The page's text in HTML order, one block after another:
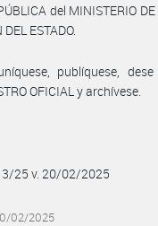
del MINISTERIO
ESTADO.
publíquese,
OFICIAL y archívese.
25 v. 20/02/2025
02/2025